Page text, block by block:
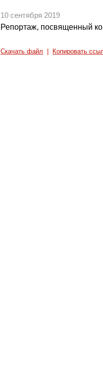
10 сентября 2019
Репортаж, посвященный
Скачать файл Копировать